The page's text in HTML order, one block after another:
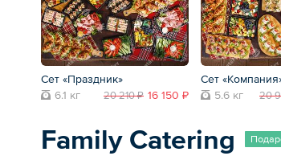
Сет «Праздник»
6.1 кг
20 210 ₽ 16 150 ₽
Сет
5.6 кг
20
Family Catering